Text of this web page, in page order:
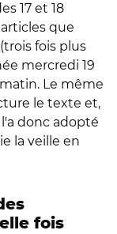
17 et 18
que
fois plus
mercredi 19
Le même
le texte et,
donc adopté
la veille en
fois